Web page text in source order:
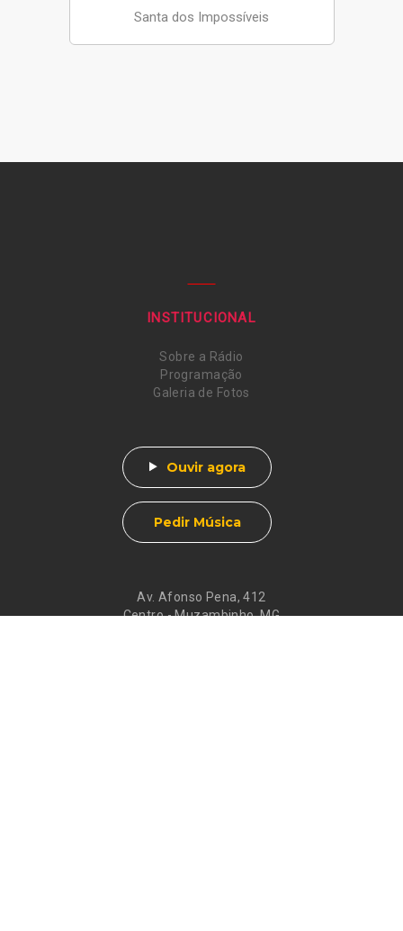
Santa dos Impossíveis
Av. Afonso Pena, 412
Centro - Muzambinho, MG
INSTITUCIONAL
Sobre a Rádio
Programação
Galeria de Fotos
Ouvir agora
Pedir Música